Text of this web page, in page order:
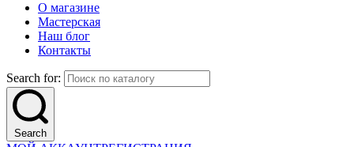
О магазине
Мастерская
Наш блог
Контакты
Search for:
Search